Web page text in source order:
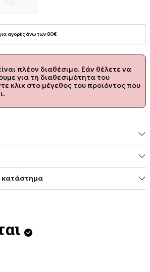
αγορές άνω των 80€
πλέον διαθέσιμο. Εάν θέλετε να
για τη διαθεσιμότητα του
κλικ στο μέγεθος του προϊόντος που
κατάστημα